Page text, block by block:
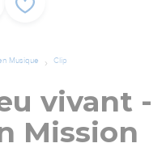
Musique Clip
vivant -
Mission